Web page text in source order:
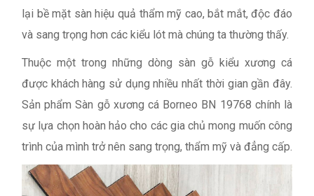
lại bề mặt sàn hiệu quả thẩm mỹ cao, bắt mắt, độc đáo
và sang trọng hơn các kiểu lót mà chúng ta thường thấy.
Thuộc một trong những dòng sàn gỗ kiểu xương cá
được khách hàng sử dụng nhiều nhất thời gian gần đây.
Sản phẩm Sàn gỗ xương cá Borneo BN 19768 chính là
sự lựa chọn hoàn hảo cho các gia chủ mong muốn công
trình của mình trở nên sang trọng, thẩm mỹ và đẳng cấp.